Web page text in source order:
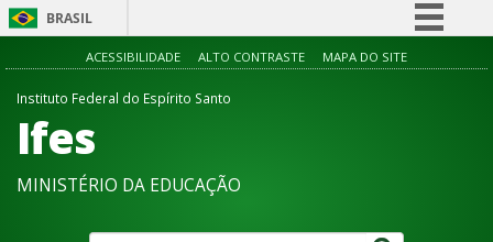
BRASIL
Simplifique!
Canais
ACESSIBILIDADE ALTO CONTRASTE MAPA DO SITE
Instituto Federal do Espírito Santo
Ifes
MINISTÉRIO DA EDUCAÇÃO